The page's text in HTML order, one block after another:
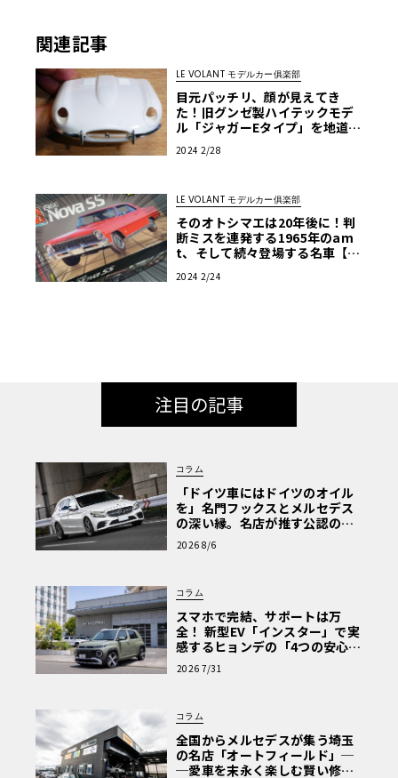
関連記事
LE VOLANT モデルカー俱楽部
目元パッチリ、顔が見えてき
た！旧グンゼ製ハイテックモデ
ル「ジャガーEタイプ」を地道に
2024 2/28
LE VOLANT モデルカー俱楽部
そのオトシマエは20年後に！判
断ミスを連発する1965年のam
t、そして続々登場する名車【ア
ル】第21回
2024 2/24
注目の記事
コラム
「ドイツ車にはドイツのオイル
を」名門フックスとメルセデス
の深い縁。名店が推す公認の安
心と、Cクラスで味わうシルキー
な走り〈PR〉
2026 8/6
コラム
スマホで完結、サポートは万
全！ 新型EV「インスター」で実
感するヒョンデの「4つの安心」
【第1回・ヒョンデ6つの疑問：
Why? Hyundai?】〈PR〉
2026 7/31
コラム
全国からメルセデスが集う埼玉
の名店「オートフィールド」─
─愛車を末永く楽しむ賢い修理